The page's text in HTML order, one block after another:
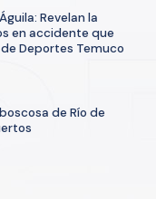
Revelan la
en accidente que
Deportes Temuco
de Río de